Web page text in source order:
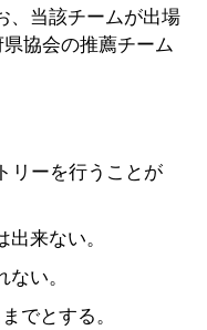
、当該チームが出場
協会の推薦チーム
リーを行うことが
来ない。
い。
でとする。